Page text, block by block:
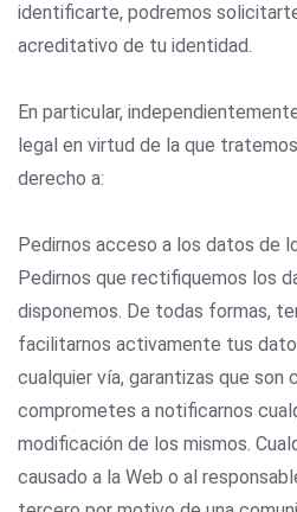
identificarte, podremos
acreditativo de tu identidad.
En particular,
legal en virtud de la que
derecho a:
Pedirnos acceso a los datos de
Pedirnos que rectifiquemos los
disponemos. De todas formas,
facilitarnos activamente tus
cualquier vía, garantizas que
comprometes a notificarnos
modificación de los mismos.
causado a la Web o al